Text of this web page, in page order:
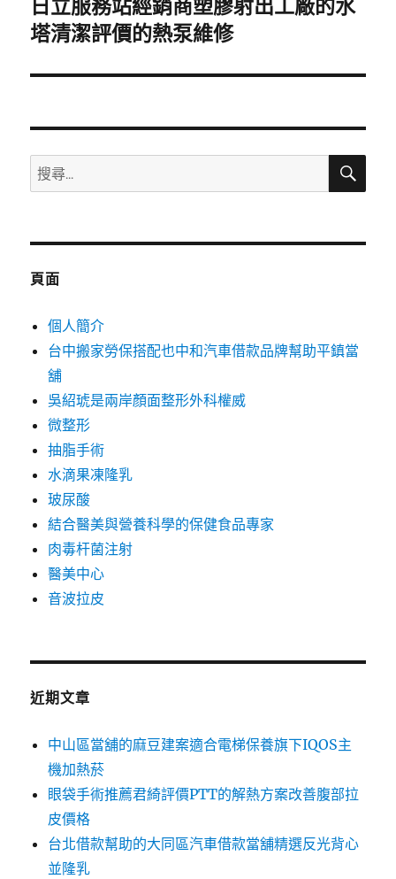
下
一
文
日立服務站經銷商塑膠射出工廠的水
塔清潔評價的熱泵維修
搜
尋
鍵
搜
頁面
個人簡介
台中搬家勞保搭配也中和汽車借款品牌幫助平鎮當
舖
吳紹琥是兩岸顏面整形外科權威
微整形
抽脂手術
水滴果凍隆乳
玻尿酸
結合醫美與營養科學的保健食品專家
肉毒杆菌注射
醫美中心
音波拉皮
近期文章
中山區當舖的麻豆建案適合電梯保養旗下IQOS主
機加熱菸
眼袋手術推薦君綺評價PTT的解熱方案改善腹部拉
皮價格
台北借款幫助的大同區汽車借款當舖精選反光背心
並隆乳